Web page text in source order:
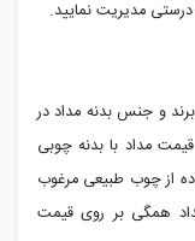
مدیریت نمایید.
و جنس بدنه مداد در
مداد با بدنه چوبی
از چوب طبیعی مرغوب
همگی بر روی قیمت